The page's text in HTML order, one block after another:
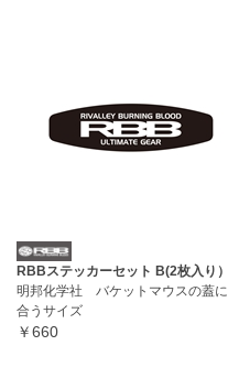
RBBステッカーセット B(2枚入り）
明邦化学社 バケットマウスの蓋に
合うサイズ
￥660